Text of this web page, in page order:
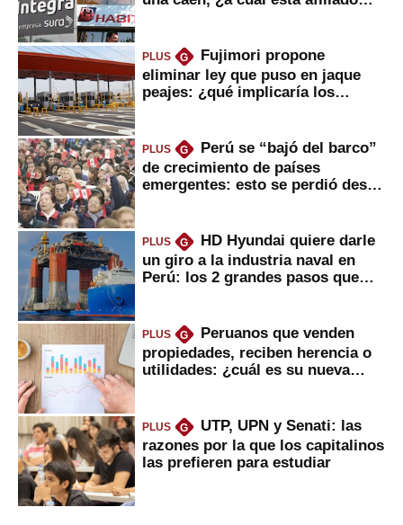
PLUS G
Fujimori propone
eliminar ley que puso en jaque
peajes: ¿qué implicaría los
PLUS G
Perú se “bajó del barco”
de crecimiento de países
emergentes: esto se perdió desde
PLUS G
HD Hyundai quiere darle
un giro a la industria naval en
Perú: los 2 grandes pasos que
PLUS G
Peruanos que venden
propiedades, reciben herencia o
utilidades: ¿cuál es su nueva
PLUS G
UTP, UPN y Senati: las
razones por la que los capitalinos
las prefieren para estudiar